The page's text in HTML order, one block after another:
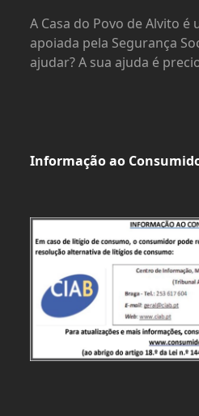
A Casa do Povo de Alvito é
apoiada pela Segurança
ajudar? A sua ajuda é
Informação ao